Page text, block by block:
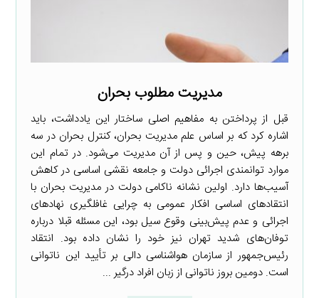
مدیریت مطلوب بحران
قبل از پرداختن به مفاهیم اصلی ساختار این یادداشت، باید
اشاره کرد که بر اساس علم مدیریت بحران، کنترل بحران در سه
برهه پیش، حین و پس از آن مدیریت می‌شود. در تمام این
موارد توانمندی اجرائی دولت و جامعه نقشی اساسی در کاهش
آسیب‌ها دارد. اولین نشانه ناکامی دولت در مدیریت بحران با
انتقادهای اساسی افکار عمومی به چرایی غافلگیری نهادهای
اجرائی و عدم پیش‌بینی وقوع سیل بود، این مسئله قبلا درباره
توفان‌های شدید تهران نیز خود را نشان داده بود. انتقاد
رئیس‌جمهور از سازمان هواشناسی دالی بر تأیید این ناتوانی
است. دومین بروز ناتوانی از زبان افراد درگیر ...